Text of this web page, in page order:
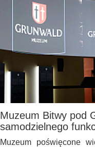
Muzeum Bitwy pod
samodzielnego
Muzeum poświęcone